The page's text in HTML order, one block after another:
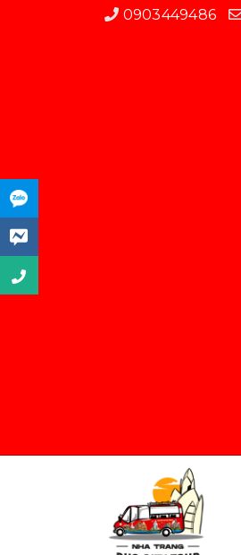
0903449486